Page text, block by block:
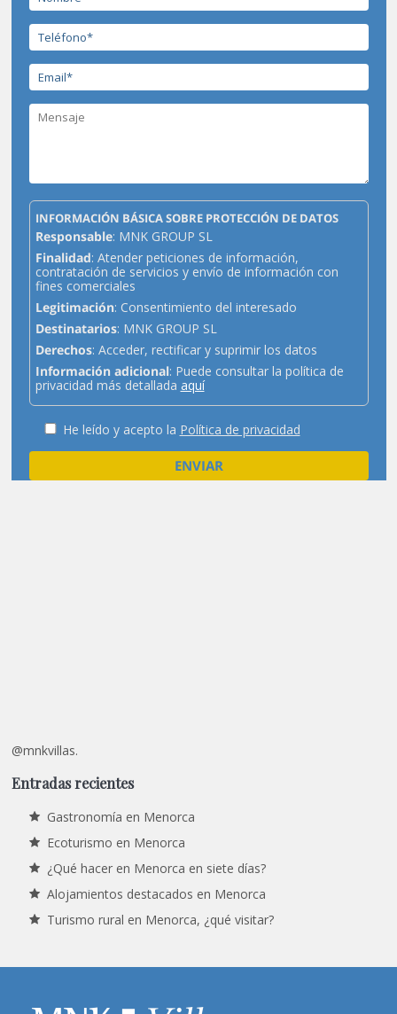
INFORMACIÓN BÁSICA SOBRE PROTECCIÓN DE DATOS
Responsable: MNK GROUP SL
Finalidad: Atender peticiones de información,
contratación de servicios y envío de información con
fines comerciales
Legitimación: Consentimiento del interesado
Destinatarios: MNK GROUP SL
Derechos: Acceder, rectificar y suprimir los datos
Información adicional: Puede consultar la política de
privacidad más detallada aquí
He leído y acepto la Política de privacidad
@mnkvillas.
Entradas recientes
Gastronomía en Menorca
Ecoturismo en Menorca
¿Qué hacer en Menorca en siete días?
Alojamientos destacados en Menorca
Turismo rural en Menorca, ¿qué visitar?